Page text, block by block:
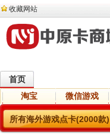
收藏网站
首页
淘宝
微信游戏
直播
交友
所有海外游戏点卡(2000款)